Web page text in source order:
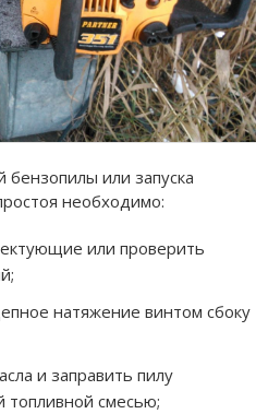
бензопилы или запуска
необходимо:
или проверить
натяжение винтом сбоку
и заправить пилу
топливной смесью;